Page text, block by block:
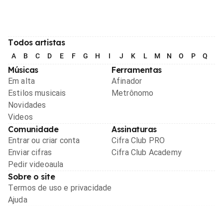
Todos artistas
A B C D E F G H I J K L M N O P Q
Músicas
Em alta
Estilos musicais
Novidades
Videos
Ferramentas
Afinador
Metrônomo
Comunidade
Entrar ou criar conta
Enviar cifras
Pedir videoaula
Assinaturas
Cifra Club PRO
Cifra Club Academy
Sobre o site
Termos de uso e privacidade
Ajuda